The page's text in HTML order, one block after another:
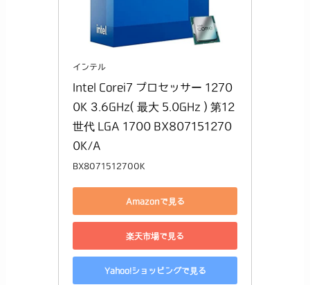
インテル
Intel Corei7 プロセッサー 1270
0K 3.6GHz( 最大 5.0GHz ) 第12
世代 LGA 1700 BX807151270
0K/A
BX8071512700K
Amazonで見る
楽天市場で見る
Yahoo!ショッピングで見る